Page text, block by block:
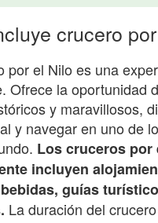
crucero
por el Nilo es una
Ofrece la oportunidad
y maravillosos,
y navegar en uno de
Los cruceros por
incluyen
guías
La duración del